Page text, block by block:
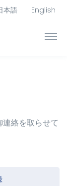
本語 English
絡を取らせて